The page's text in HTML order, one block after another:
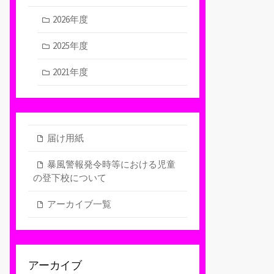
2026年度
2025年度
2021年度
届け用紙
暴風警報発令時等における児童
の登下校について
アーカイブ一覧
アーカイブ